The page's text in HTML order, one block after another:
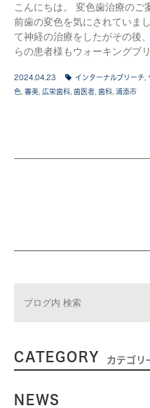
こんにちは。 変色歯治療のご
前歯の変色を気にされていま
て神経の治療をしたがその後
らの患者様もウォーキングブ
2024.04.23 インターナルブリーチ
色 審美 広栄歯科 歯医者 歯科 浦添市
CATEGORY カテゴリ
NEWS